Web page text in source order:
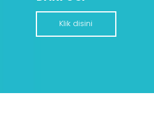
Klik disini